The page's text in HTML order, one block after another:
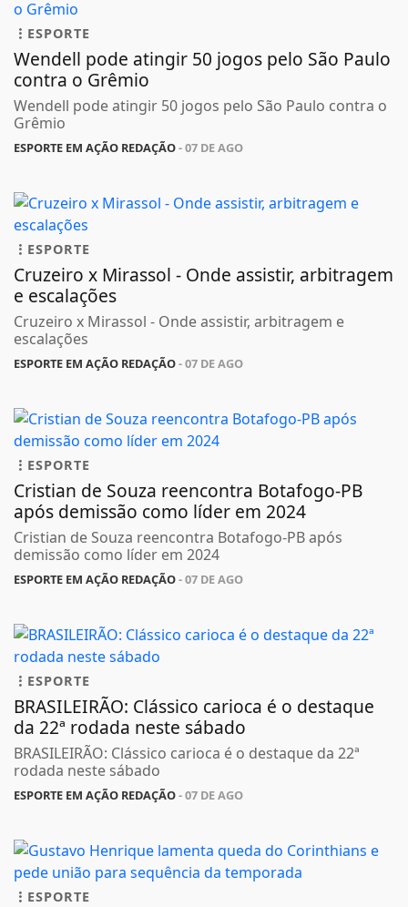
ESPORTE
Wendell pode atingir 50 jogos pelo São Paulo
contra o Grêmio
Wendell pode atingir 50 jogos pelo São Paulo contra o
Grêmio
ESPORTE EM AÇÃO REDAÇÃO- 07 DE AGO
ESPORTE
Cruzeiro x Mirassol - Onde assistir, arbitragem
e escalações
Cruzeiro x Mirassol - Onde assistir, arbitragem e
escalações
ESPORTE EM AÇÃO REDAÇÃO- 07 DE AGO
ESPORTE
Cristian de Souza reencontra Botafogo-PB
após demissão como líder em 2024
Cristian de Souza reencontra Botafogo-PB após
demissão como líder em 2024
ESPORTE EM AÇÃO REDAÇÃO- 07 DE AGO
ESPORTE
BRASILEIRÃO: Clássico carioca é o destaque
da 22ª rodada neste sábado
BRASILEIRÃO: Clássico carioca é o destaque da 22ª
rodada neste sábado
ESPORTE EM AÇÃO REDAÇÃO- 07 DE AGO
ESPORTE